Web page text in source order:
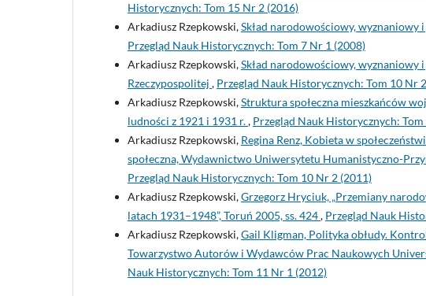
Historycznych: Tom 15 Nr 2 (2016)
Arkadiusz Rzepkowski,Skład narodowościowy,
Przegląd Nauk Historycznych: Tom 7 Nr 1 (2008)
Arkadiusz Rzepkowski,Skład narodowościowy, wyznaniowy
Rzeczypospolitej , Przegląd Nauk Historycznych: Tom 10 Nr
Arkadiusz Rzepkowski,Struktura społeczna mieszkańców
ludności z 1921 i 1931 r., Przegląd Nauk Historycznych:
Arkadiusz Rzepkowski, Regina Renz, Kobieta w
społeczna, Wydawnictwo Uniwersytetu Humanistyczno-
Przegląd Nauk Historycznych: Tom 10 Nr 2 (2011)
Arkadiusz Rzepkowski,Grzegorz Hryciuk, „Przemiany
latach 1931–1948”, Toruń 2005, ss. 424, Przegląd Nauk
Arkadiusz Rzepkowski,Gail Kligman, Polityka obłudy.
Towarzystwo Autorów i Wydawców Prac Naukowych
Nauk Historycznych: Tom 11 Nr 1 (2012)